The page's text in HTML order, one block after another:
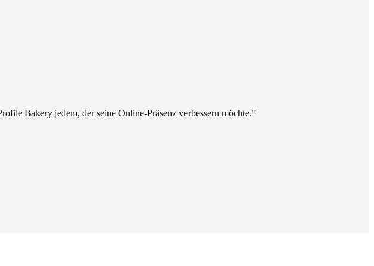
Bakery jedem, der seine Online-Präsenz verbessern möchte.”